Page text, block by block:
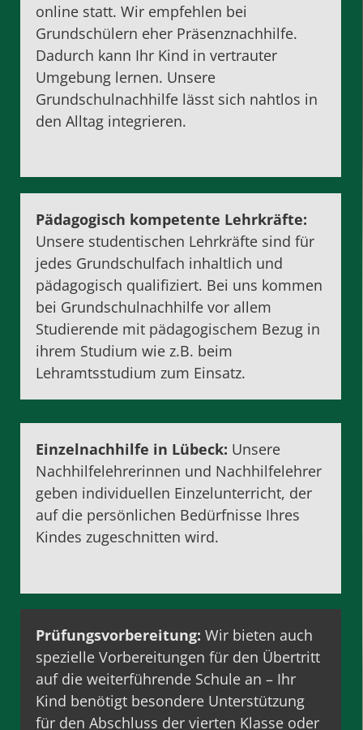
online statt. Wir empfehlen bei
Grundschülern eher Präsenznachhilfe.
Dadurch kann Ihr Kind in vertrauter
Umgebung lernen. Unsere
Grundschulnachhilfe lässt sich nahtlos in
den Alltag integrieren.
Pädagogisch kompetente Lehrkräfte:
Unsere studentischen Lehrkräfte sind für
jedes Grundschulfach inhaltlich und
pädagogisch qualifiziert. Bei uns kommen
bei Grundschulnachhilfe vor allem
Studierende mit pädagogischem Bezug in
ihrem Studium wie z.B. beim
Lehramtsstudium zum Einsatz.
Einzelnachhilfe in Lübeck: Unsere
Nachhilfelehrerinnen und Nachhilfelehrer
geben individuellen Einzelunterricht, der
auf die persönlichen Bedürfnisse Ihres
Kindes zugeschnitten wird.
Prüfungsvorbereitung:Wir bieten auch
spezielle Vorbereitungen für den Übertritt
auf die weiterführende Schule an – Ihr
Kind benötigt besondere Unterstützung
für den Abschluss der vierten Klasse oder